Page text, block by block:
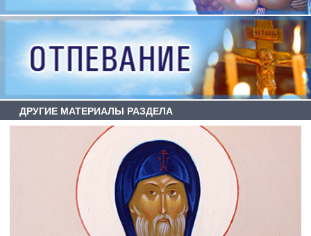
ДРУГИЕ МАТЕРИАЛЫ РАЗДЕЛА